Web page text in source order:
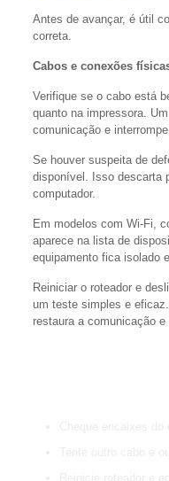
Antes de avançar, é útil
correta.
Cabos e conexões
Verifique se o cabo está
quanto na impressora.
comunicação e
Se houver suspeita de
disponível. Isso descarta
computador.
Em modelos com Wi‑Fi,
aparece na lista de
equipamento fica isolado
Reiniciar o roteador e
um teste simples e
restaura a comunicação